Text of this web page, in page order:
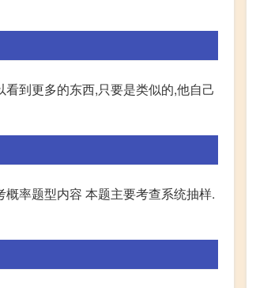
到更多的东西,只要是类似的,他自己
率题型内容 本题主要考查系统抽样.